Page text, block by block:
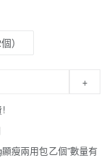
）
+
!
瘦兩用包乙個”數量有